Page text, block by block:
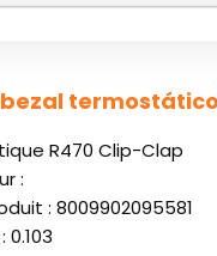
R470 Clip-Clap
:
: 8009902095581